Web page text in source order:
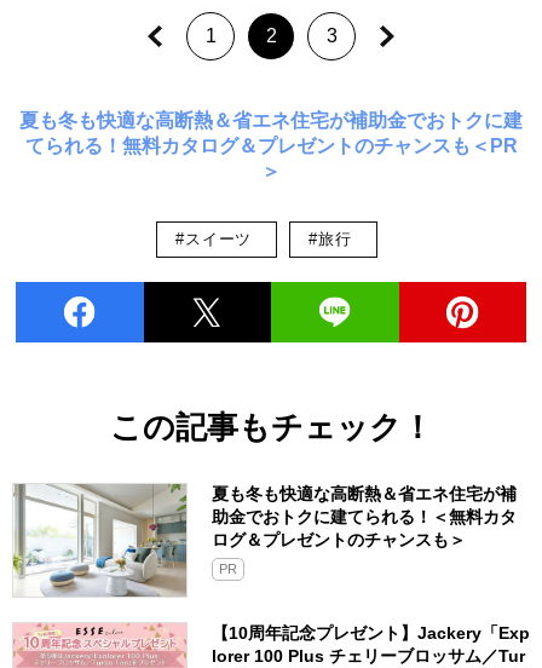
1 2 3
夏も冬も快適な高断熱＆省エネ住宅が補助金でおトクに建
てられる！無料カタログ＆プレゼントのチャンスも＜PR
＞
#スイーツ #旅行
この記事もチェック！
夏も冬も快適な高断熱＆省エネ住宅が補
助金でおトクに建てられる！＜無料カタ
ログ＆プレゼントのチャンスも＞
PR
【10周年記念プレゼント】Jackery「Exp
lorer 100 Plus チェリーブロッサム／Tur